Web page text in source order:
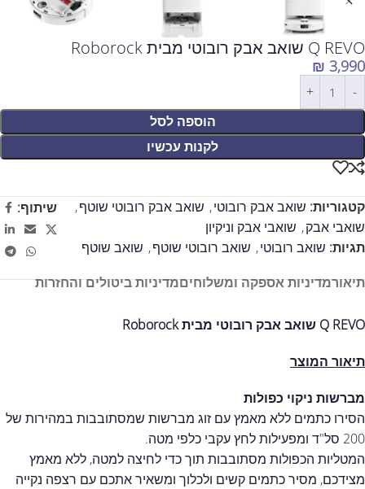
Q REVO שואב אבק רובוטי מבית Roborock
₪ 3,990
הוספה לסל
לקנות עכשיו
קטגוריות: שואב אבק רובוטי, שואב אבק רובוטי שוטף,
שואבי אבק, שואבי אבק וניקיון
תגיות: שואב רובוטי, שואב רובוטי שוטף, שואב שוטף
שיתוף:
תיאורמדיניות אספקה ומשלוחיםמדיניות ביטולים והחזרות
Q REVO שואב אבק רובוטי מבית Roborock
תיאור המוצר
מברשות ניקוי כפולות
הסירו כתמים ללא מאמץ עם זוג מברשות שמסתובבות במהירות של
200 סל"ד ומפעילות לחץ עקבי כלפי מטה.
המטליות הכפולות מסתובבות תוך כדי לחיצה למטה, ללא מאמץ
מצידכם, מסיר כתמים קשים ולכלוך ומשאיר אתכם עם רצפה נקייה